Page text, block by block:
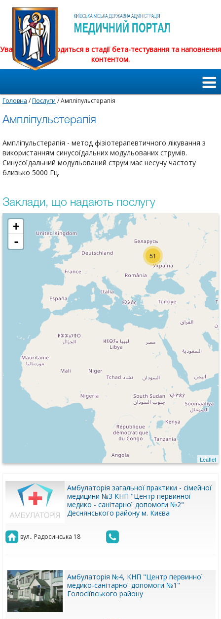
Увага! Сайт знаходиться в стадії бета-тестування та наповнення
контентом.
Головна /Послуги / Ампліпульстерапія
Ампліпульстерапія
Ампліпульстерапія - метод фізіотерапевтичного лікування з
використанням синусоїдальних модульованих струмів.
Синусоїдальний модульований струм має несучу частоту
близько 5000 Гц.
Заклади, що надають послугу
51
+
-
Leaflet
Амбулаторія загальної практики - сімейної
медицини №3 КНП "Центр первинної
медико - санітарної допомоги №2"
Деснянського району м. Києва
вул.. Радосинська 18
Амбулаторія №4, КНП "Центр первинної
медико-санітарної допомоги №1"
Голосіївського району